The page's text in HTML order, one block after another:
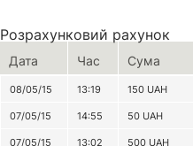
Розрахунковий рахунок
Дата Час Сума
08/05/15 13:19 150 UAH
07/05/15 14:55 50 UAH
07/05/15 13:02 500 UAH